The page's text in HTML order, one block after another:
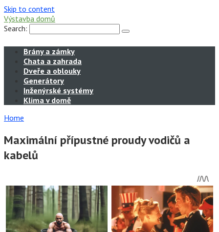
Skip to content
Výstavba domů
Search:
Brány a zámky
Chata a zahrada
Dveře a oblouky
Generátory
Inženýrské systémy
Klima v domě
Home
Maximální přípustné proudy vodičů a
kabelů